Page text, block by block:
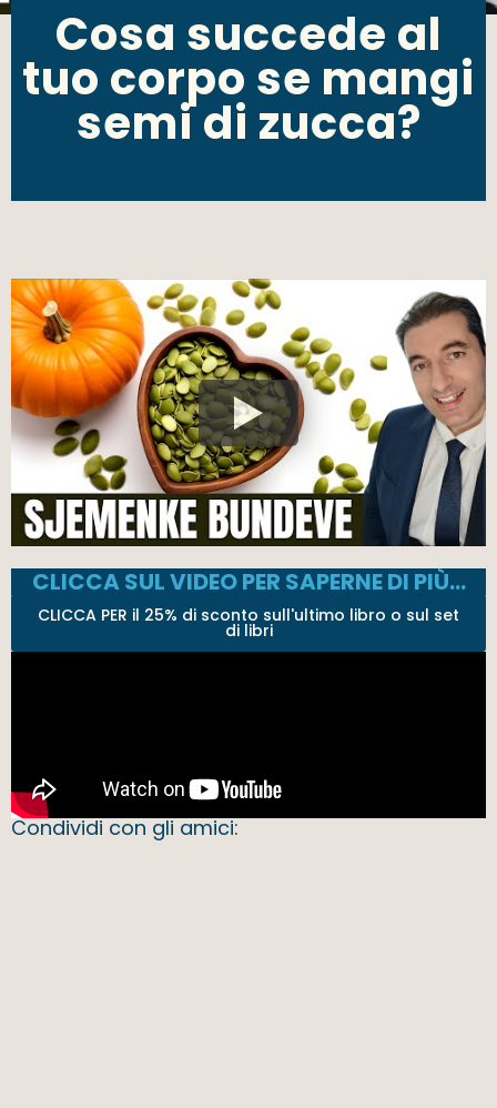
Cosa succede al
tuo corpo se mangi
semi di zucca?
CLICCA SUL VIDEO PER SAPERNE DI PIÙ…
CLICCA PER il 25% di sconto sull'ultimo libro o sul set
di libri
Condividi con gli amici: